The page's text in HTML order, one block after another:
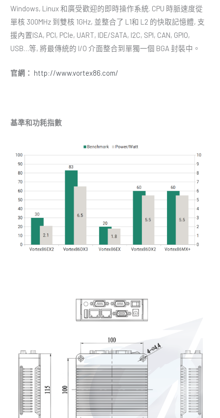
Windows, Linux 和廣受歡迎的即時操作系統. CPU 時脈速度從
單核 300MHz 到雙核 1GHz, 並整合了 L1和 L2 的快取記憶體, 支
援內置ISA, PCI, PCIe, UART, IDE/SATA, I2C, SPI, CAN, GPIO,
USB…等, 將最傳統的 I/O 介面整合到單獨一個 BGA 封裝中。
官網： http://www.vortex86.com/
基準和功耗指數